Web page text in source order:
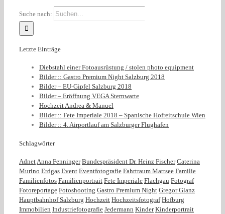
Suche nach:
Letzte Einträge
Diebstahl einer Fotoausrüstung / stolen photo equipment
Bilder :: Gastro Premium Night Salzburg 2018
Bilder – EU-Gipfel Salzburg 2018
Bilder – Eröffnung VEGA Sternwarte
Hochzeit Andrea & Manuel
Bilder :: Fete Imperiale 2018 – Spanische Hofreitschule Wien
Bilder :: 4. Airportlauf am Salzburger Flughafen
Schlagwörter
Adnet Anna Fenninger Bundespräsident Dr. Heinz Fischer Caterina
Murino Erdgas Event Eventfotografie Fahrtraum Mattsee Familie
Familienfotos Familienportrait Fete Imperiale Flachgau Fotograf
Fotoreportage Fotoshooting Gastro Premium Night Gregor Glanz
Hauptbahnhof Salzburg Hochzeit Hochzeitsfotograf Hofburg
Immobilien Industriefotografie Jedermann Kinder Kinderportrait